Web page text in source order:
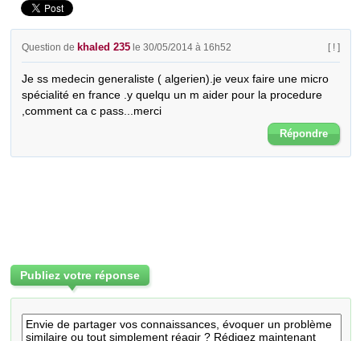
Question de khaled 235 le 30/05/2014 à 16h52 [ ! ]
Je ss medecin generaliste ( algerien).je veux faire une micro
spécialité en france .y quelqu un m aider pour la procedure
,comment ca c pass...merci
Répondre
Publiez votre réponse